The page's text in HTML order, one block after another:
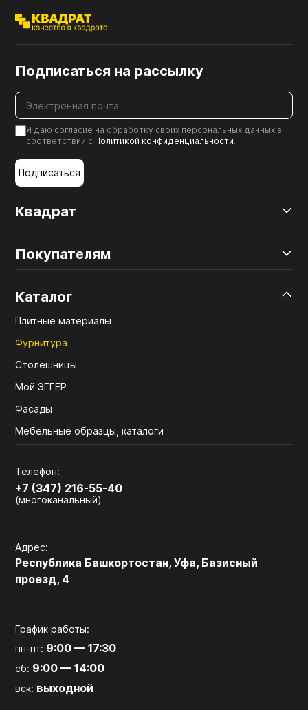
Квадрат
Покупателям
Каталог
Плитные материалы
Фурнитура
Столешницы
Мой ЭГГЕР
Фасады
Мебельные образцы, каталоги
Телефон:
+7 (347) 216-55-40
(многоканальный)
Адрес:
Республика Башкортостан, Уфа, Базисный
проезд, 4
График работы:
пн-пт: 9:00 — 17:30
сб: 9:00 — 14:00
вск: выходной
Подписаться на рассылку
Я даю согласие на обработку своих персональных данных в
соответствии с Политикой конфиденциальности.
Подписаться